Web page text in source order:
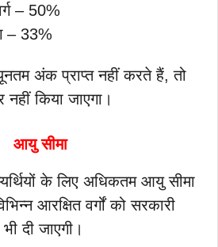
– 50%
– 33%
अंक प्राप्त नहीं करते हैं, तो
किया जाएगा।
आयु सीमा
के लिए अधिकतम आयु सीमा
आरक्षित वर्गों को सरकारी
दी जाएगी।